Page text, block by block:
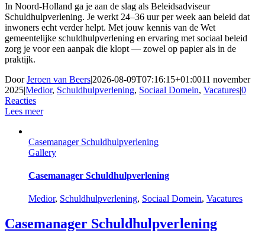
In Noord-Holland ga je aan de slag als Beleidsadviseur
Schuldhulpverlening. Je werkt 24–36 uur per week aan beleid dat
inwoners echt verder helpt. Met jouw kennis van de Wet
gemeentelijke schuldhulpverlening en ervaring met sociaal beleid
zorg je voor een aanpak die klopt — zowel op papier als in de
praktijk.
DoorJeroen van Beers|2026-08-09T07:16:15+01:0011 november
2025|Medior, Schuldhulpverlening, Sociaal Domein, Vacatures|0
Reacties
Lees meer
Casemanager Schuldhulpverlening
Gallery
Casemanager Schuldhulpverlening
Medior, Schuldhulpverlening, Sociaal Domein, Vacatures
Casemanager Schuldhulpverlening